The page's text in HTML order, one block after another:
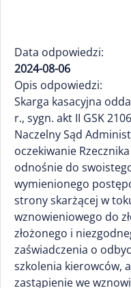
Data odpowiedzi:
2024-08-06
Opis odpowiedzi:
Skarga kasacyjna
r., sygn. akt II GSK
Naczelny Sąd
oczekiwanie
odnośnie do
wymienionego
strony skarżącej w
wznowieniowego do
złożonego i
zaświadczenia o
szkolenia kierowców,
zastąpienie we